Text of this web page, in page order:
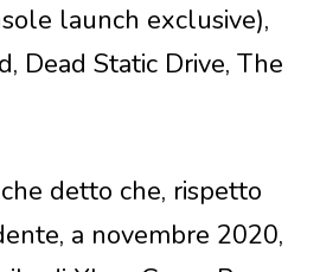
launch exclusive),
Dead Static Drive, The
detto che, rispetto
a novembre 2020,